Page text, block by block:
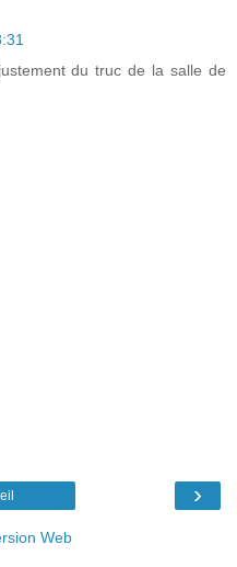
du truc de la salle de
›
Web